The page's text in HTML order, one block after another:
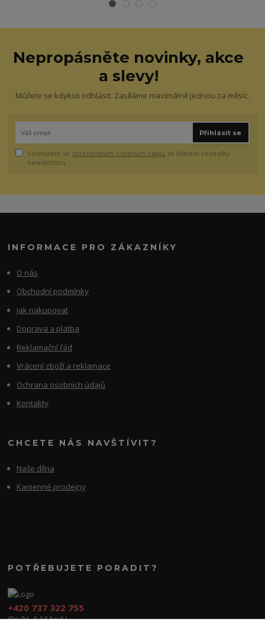
Nepropásněte novinky, akce
a slevy!
Můžete se kdykoli odhlásit. Zasíláme maximálně jednou za měsíc.
Přihlásit se
Souhlasím se zpracováním osobních údajů za účelem rozesílky
newsletteru.
INFORMACE PRO ZÁKAZNÍKY
O nás
Obchodní podmínky
Jak nakupovat
Doprava a platba
Reklamační řád
Vrácení zboží a reklamace
Ochrana osobních údajů
Kontakty
CHCETE NÁS NAVŠTÍVIT?
Naše dílna
Kamenné prodejny
POTŘEBUJETE PORADIT?
+420 737 322 755
(Po-Pá, 8-16 hod.)